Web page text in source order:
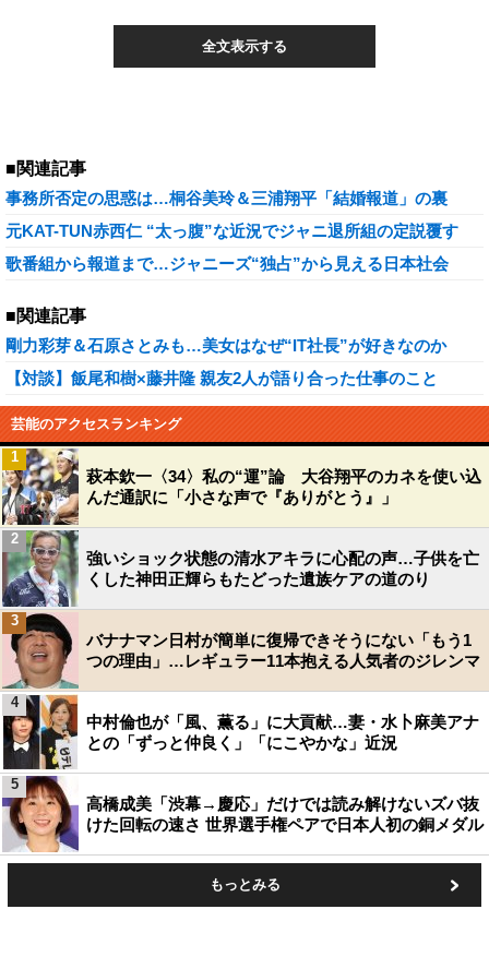
全文表示する
■関連記事
事務所否定の思惑は…桐谷美玲＆三浦翔平「結婚報道」の裏
元KAT-TUN赤西仁 “太っ腹”な近況でジャニ退所組の定説覆す
歌番組から報道まで…ジャニーズ“独占”から見える日本社会
■関連記事
剛力彩芽＆石原さとみも…美女はなぜ“IT社長”が好きなのか
【対談】飯尾和樹×藤井隆 親友2人が語り合った仕事のこと
芸能のアクセスランキング
萩本欽一〈34〉私の“運”論 大谷翔平のカネを使い込
んだ通訳に「小さな声で『ありがとう』」
1
強いショック状態の清水アキラに心配の声…子供を亡
くした神田正輝らもたどった遺族ケアの道のり
2
バナナマン日村が簡単に復帰できそうにない「もう1
つの理由」…レギュラー11本抱える人気者のジレンマ
3
中村倫也が「風、薫る」に大貢献…妻・水卜麻美アナ
との「ずっと仲良く」「にこやかな」近況
4
高橋成美「渋幕→慶応」だけでは読み解けないズバ抜
けた回転の速さ 世界選手権ペアで日本人初の銅メダル
5
もっとみる